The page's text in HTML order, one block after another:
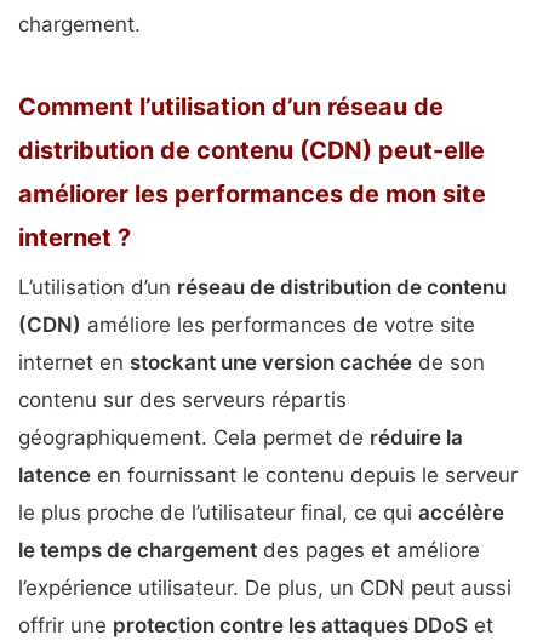
chargement.
Comment l’utilisation d’un réseau de
distribution de contenu (CDN) peut-elle
améliorer les performances de mon site
internet ?
L’utilisation d’un réseau de distribution de contenu
(CDN) améliore les performances de votre site
internet en stockant une version cachée de son
contenu sur des serveurs répartis
géographiquement. Cela permet de réduire la
latence en fournissant le contenu depuis le serveur
le plus proche de l’utilisateur final, ce qui accélère
le temps de chargement des pages et améliore
l’expérience utilisateur. De plus, un CDN peut aussi
offrir une protection contre les attaques DDoS et